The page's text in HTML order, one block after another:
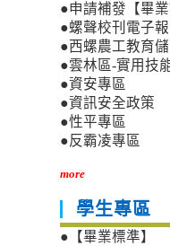
●申請補發【畢
●螺聲校刊電子報
●西螺農工教育儲
●雲林區-實用技
●資安專區
●資訊安全政策
●性平專區
●反霸凌專區
more
學生專區
●【畢業標準】